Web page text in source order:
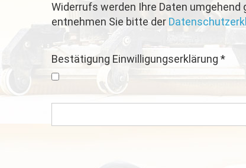
Widerrufs werden Ihre Daten
entnehmen Sie bitte der
Bestätigung Einwilligungserklärung *